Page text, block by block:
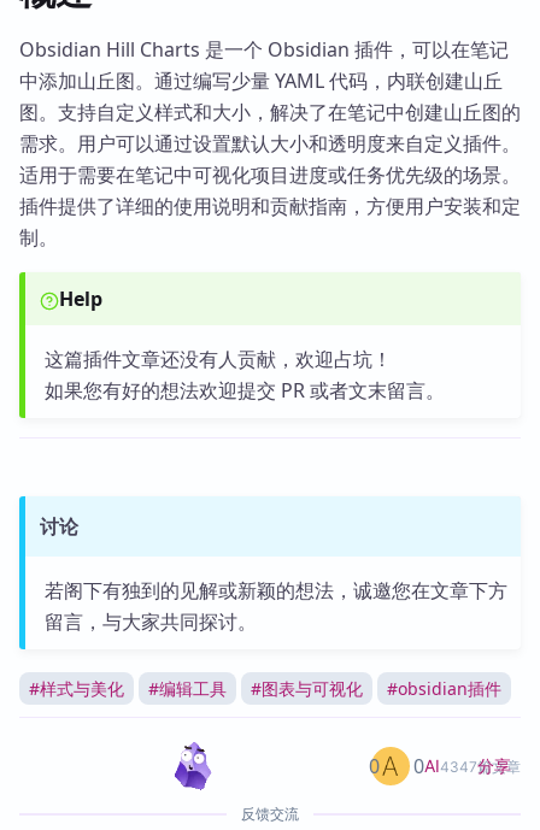
Obsidian Hill Charts 是一个 Obsidian 插件，可以在笔记
中添加山丘图。通过编写少量 YAML 代码，内联创建山丘
图。支持自定义样式和大小，解决了在笔记中创建山丘图的
需求。用户可以通过设置默认大小和透明度来自定义插件。
适用于需要在笔记中可视化项目进度或任务优先级的场景。
插件提供了详细的使用说明和贡献指南，方便用户安装和定
制。
Help
这篇插件文章还没有人贡献，欢迎占坑！
如果您有好的想法欢迎提交 PR 或者文末留言。
讨论
若阁下有独到的见解或新颖的想法，诚邀您在文章下方
留言，与大家共同探讨。
#样式与美化 #编辑工具 #图表与可视化 #obsidian插件
AI4347篇文章
0 0 分享
反馈交流